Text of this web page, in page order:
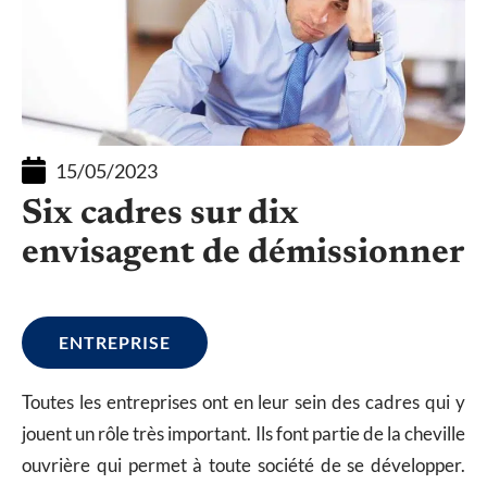
15/05/2023
Six cadres sur dix
envisagent de démissionner
ENTREPRISE
Toutes les entreprises ont en leur sein des cadres qui y
jouent un rôle très important. Ils font partie de la cheville
ouvrière qui permet à toute société de se développer.